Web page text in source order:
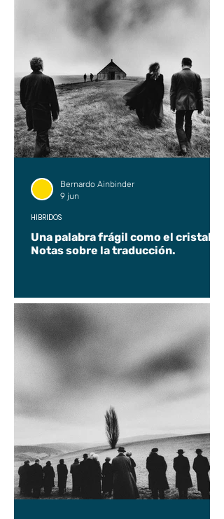
Una palabra frágil como el cristal.
Notas sobre la traducción.
HÍBRIDOS
Bernardo Ainbinder
9 jun